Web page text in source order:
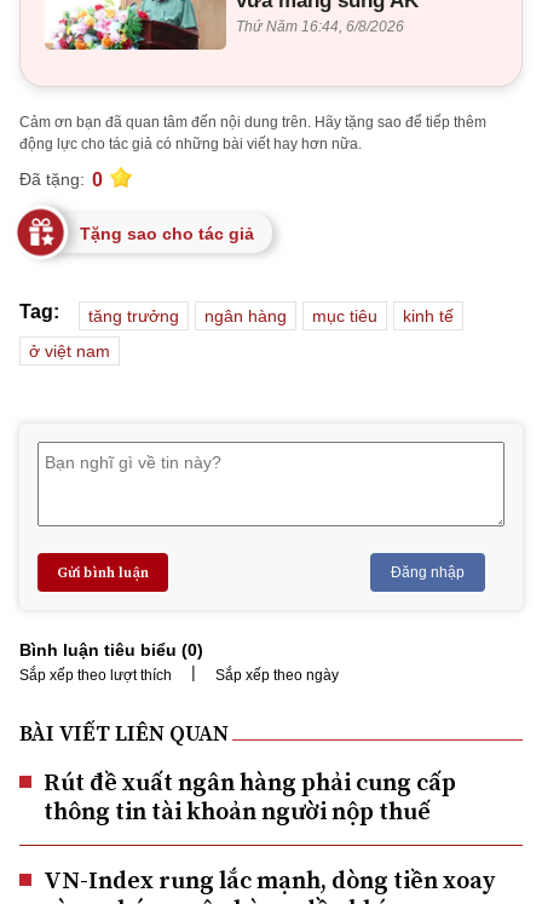
Thứ Năm 16:44, 6/8/2026
Cảm ơn bạn đã quan tâm đến nội dung trên. Hãy tặng sao để tiếp thêm
động lực cho tác giả có những bài viết hay hơn nữa.
Đã tặng: 0
Tặng sao cho tác giả
Tag: tăng trưởng ngân hàng mục tiêu
kinh tế
ở việt nam
Gửi bình luận Đăng nhập
Bình luận tiêu biểu (0)
Sắp xếp theo lượt thích | Sắp xếp theo ngày
BÀI VIẾT LIÊN QUAN
Rút đề xuất ngân hàng phải cung cấp
thông tin tài khoản người nộp thuế
VN-Index rung lắc mạnh, dòng tiền xoay